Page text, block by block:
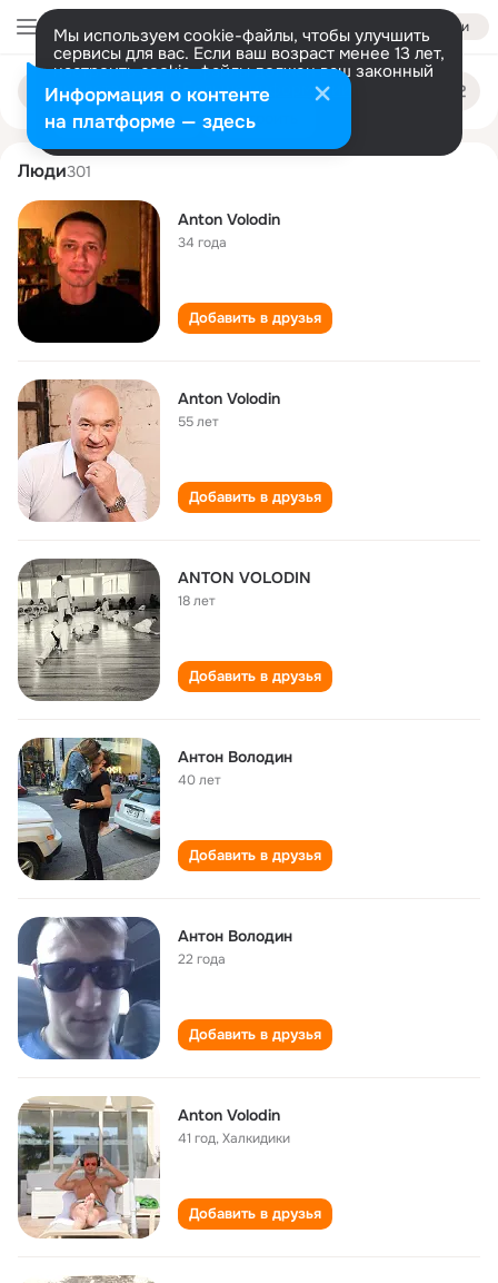
Войти
Мы используем cookie-файлы, чтобы улучшить
сервисы для вас. Если ваш возраст менее 13 лет,
настроить cookie-файлы должен ваш законный
представитель. Больше информации
Разрешить все Настроить
Поиск
людям
anton volodin
Люди301
Anton Volodin
34 года
Добавить в друзья
Anton Volodin
55 лет
Добавить в друзья
ANTON VOLODIN
18 лет
Добавить в друзья
Антон Володин
40 лет
Добавить в друзья
Антон Володин
22 года
Добавить в друзья
Anton Volodin
41 год,Халкидики
Добавить в друзья
Информация о контенте
на платформе — здесь